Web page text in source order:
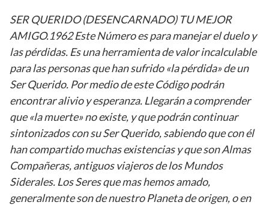
SER QUERIDO (DESENCARNADO) TU MEJOR
AMIGO.1962 Este Número es para manejar el duelo y
las pérdidas. Es una herramienta de valor incalculable
para las personas que han sufrido «la pérdida» de un
Ser Querido. Por medio de este Código podrán
encontrar alivio y esperanza. Llegarán a comprender
que «la muerte» no existe, y que podrán continuar
sintonizados con su Ser Querido, sabiendo que con él
han compartido muchas existencias y que son Almas
Compañeras, antiguos viajeros de los Mundos
Siderales. Los Seres que mas hemos amado,
generalmente son de nuestro Planeta de origen, o en